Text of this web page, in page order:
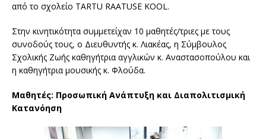
από το σχολείο TARTU RAATUSE KOOL.
Στην κινητικότητα συμμετείχαν 10 μαθητές/τριες με τους
συνοδούς τους, ο Διευθυντής κ. Λιακέας, η Σύμβουλος
Σχολικής Ζωής καθηγήτρια αγγλικών κ. Αναστασοπούλου και
η καθηγήτρια μουσικής κ. Φλούδα.
Μαθητές: Προσωπική Ανάπτυξη και Διαπολιτισμική
Κατανόηση